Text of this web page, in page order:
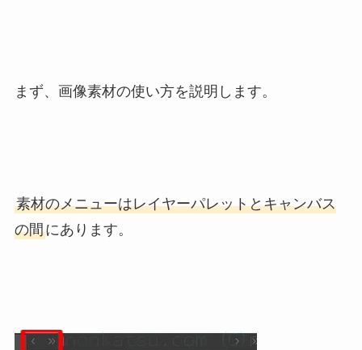
まず、画像素材の使い方を説明します。
素材のメニューはレイヤーパレットとキャンバス
の間にあります。